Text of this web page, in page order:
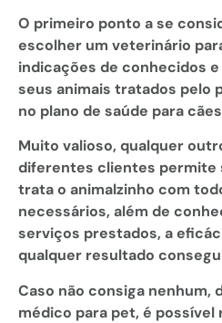
O primeiro ponto a se
escolher um veterinário
indicações de conhecidos
seus animais tratados pelo
no plano de saúde para
Muito valioso, qualquer
diferentes clientes permite
trata o animalzinho com
necessários, além de
serviços prestados, a
qualquer resultado
Caso não consiga nenhum,
médico para pet, é